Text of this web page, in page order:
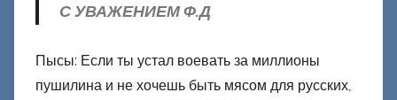
С УВАЖЕНИЕМ Ф.Д
Пысы: Если ты устал воевать за миллионы
пушилина и не хочешь быть мясом для русских,